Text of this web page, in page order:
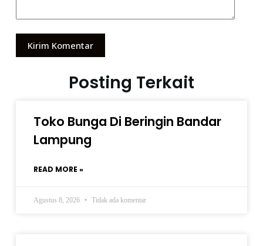
Kirim Komentar
Posting Terkait
Toko Bunga Di Beringin Bandar
Lampung
READ MORE »
Agustus 8, 2026 Tidak ada komentar